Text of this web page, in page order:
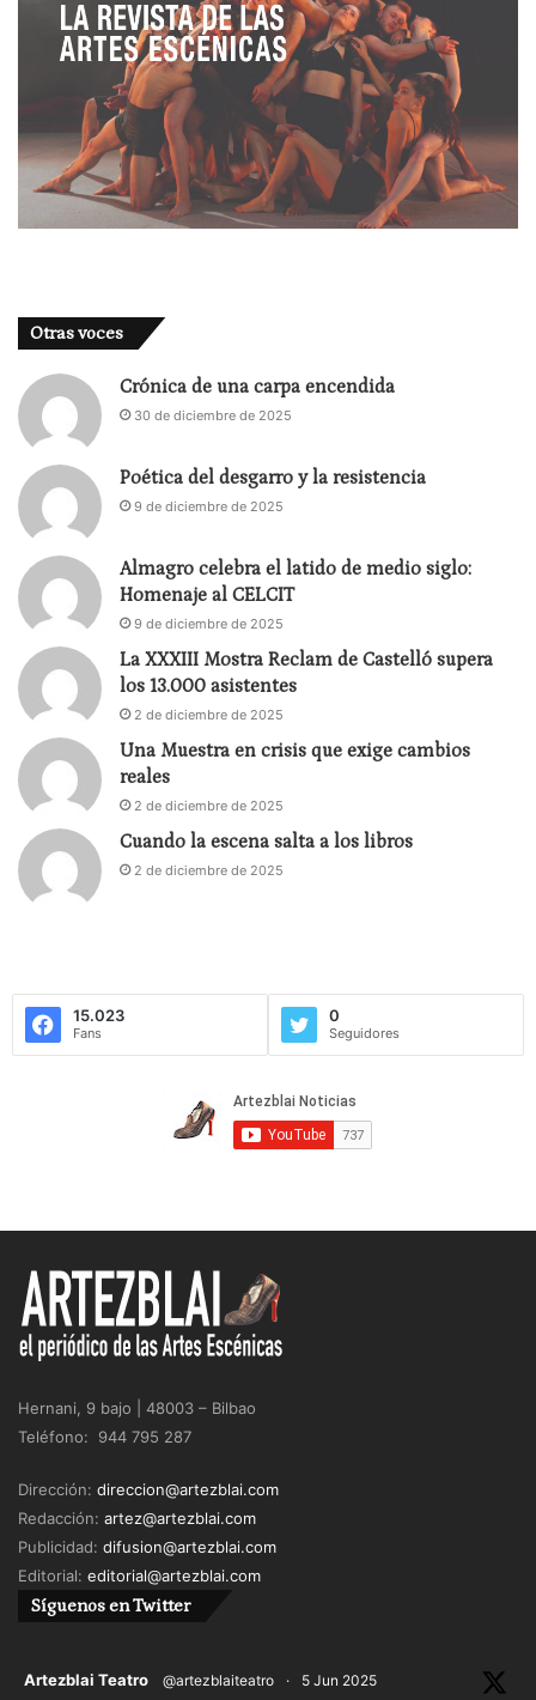
Otras voces
Crónica de una carpa encendida
30 de diciembre de 2025
Poética del desgarro y la resistencia
9 de diciembre de 2025
Almagro celebra el latido de medio siglo:
Homenaje al CELCIT
9 de diciembre de 2025
La XXXIII Mostra Reclam de Castelló supera
los 13.000 asistentes
2 de diciembre de 2025
Una Muestra en crisis que exige cambios
reales
2 de diciembre de 2025
Cuando la escena salta a los libros
2 de diciembre de 2025
15.023
Fans
0
Seguidores
Hernani, 9 bajo | 48003 – Bilbao
Teléfono: 944 795 287
Dirección: direccion@artezblai.com
Redacción: artez@artezblai.com
Publicidad: difusion@artezblai.com
Editorial: editorial@artezblai.com
Síguenos en Twitter
Artezblai Teatro @artezblaiteatro · 5 Jun 2025